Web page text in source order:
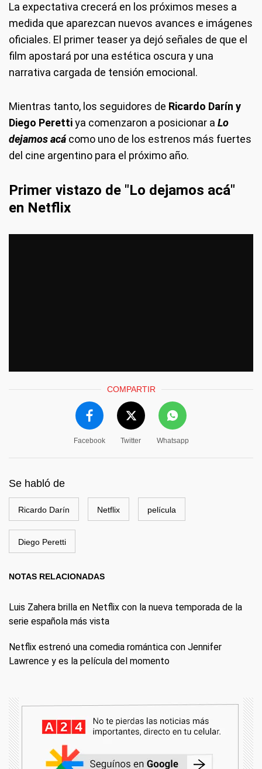
La expectativa crecerá en los próximos meses a
medida que aparezcan nuevos avances e imágenes
oficiales. El primer teaser ya dejó señales de que el
film apostará por una estética oscura y una
narrativa cargada de tensión emocional.
Mientras tanto, los seguidores de Ricardo Darín y
Diego Perettiya comenzaron a posicionar a Lo
dejamos acá como uno de los estrenos más fuertes
del cine argentino para el próximo año.
Primer vistazo de "Lo dejamos acá"
en Netflix
COMPARTIR
Facebook Twitter Whatsapp
Se habló de
Ricardo Darín Netflix película
Diego Peretti
NOTAS RELACIONADAS
Luis Zahera brilla en Netflix con la nueva temporada de la
serie española más vista
Netflix estrenó una comedia romántica con Jennifer
Lawrence y es la película del momento